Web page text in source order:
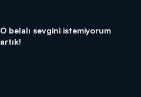
O belalı sevgini istemiyorum
artık!